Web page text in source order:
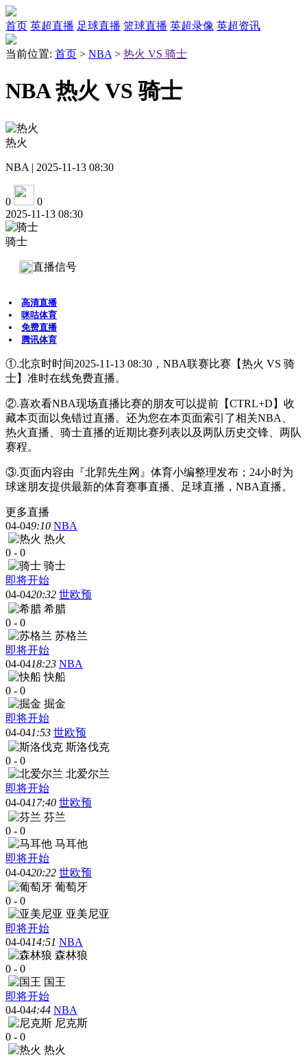
首页 英超直播 足球直播 篮球直播 英超录像 英超资讯
当前位置: 首页 > NBA > 热火 VS 骑士
NBA 热火 VS 骑士
热火
NBA | 2025-11-13 08:30
0
0
2025-11-13 08:30
骑士
直播信号
高清直播
咪咕体育
免费直播
腾讯体育
①.北京时时间2025-11-13 08:30，NBA联赛比赛【热火 VS 骑
士】准时在线免费直播。
②.喜欢看NBA现场直播比赛的朋友可以提前【CTRL+D】收
藏本页面以免错过直播。还为您在本页面索引了相关NBA、
热火直播、骑士直播的近期比赛列表以及两队历史交锋、两队
赛程。
③.页面内容由『北郭先生网』体育小编整理发布；24小时为
球迷朋友提供最新的体育赛事直播、足球直播，NBA直播。
更多直播
04-049:10 NBA
热火
0 - 0
骑士
即将开始
04-0420:32 世欧预
希腊
0 - 0
苏格兰
即将开始
04-0418:23 NBA
快船
0 - 0
掘金
即将开始
04-041:53 世欧预
斯洛伐克
0 - 0
北爱尔兰
即将开始
04-0417:40 世欧预
芬兰
0 - 0
马耳他
即将开始
04-0420:22 世欧预
葡萄牙
0 - 0
亚美尼亚
即将开始
04-0414:51 NBA
森林狼
0 - 0
国王
即将开始
04-044:44 NBA
尼克斯
0 - 0
热火